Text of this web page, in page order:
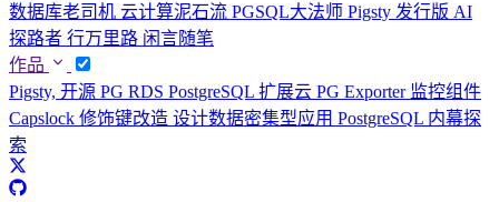
数据库老司机 云计算泥石流 PGSQL大法师 Pigsty 发行版 AI
探路者 行万里路 闲言随笔
作品
Pigsty, 开源 PG RDS PostgreSQL 扩展云 PG Exporter 监控组件
Capslock 修饰键改造 设计数据密集型应用 PostgreSQL 内幕探
索